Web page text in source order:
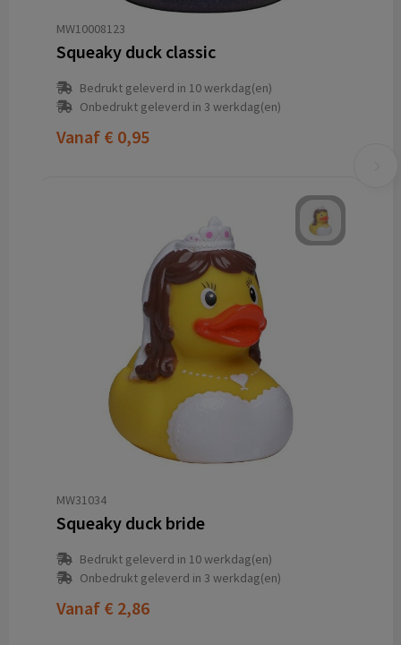
MW10008123
Squeaky duck classic
Bedrukt geleverd in 10 werkdag(en)
Onbedrukt geleverd in 3 werkdag(en)
Vanaf € 0,95
MW31034
Squeaky duck bride
Bedrukt geleverd in 10 werkdag(en)
Onbedrukt geleverd in 3 werkdag(en)
Vanaf € 2,86